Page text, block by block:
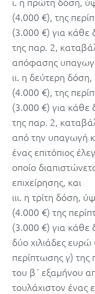
(4.000 €), της
(3.000 €) για κάθε
της παρ. 2,
απόφασης
ιι. η δεύτερη
(4.000 €), της
(3.000 €) για κάθε
της παρ. 2,
από την υπαγωγή
ένας επιτόπιος
οποίο
επιχείρησης, και
ιιι. η τρίτη δόση,
(4.000 €) της
(3.000 €) για κάθε
δύο χιλιάδες
περίπτωσης γ) της
του β΄ εξαμήνου
τουλάχιστον ένας